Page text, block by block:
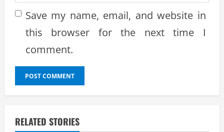
Save my name, email, and website in
this browser for the next time I
comment.
RELATED STORIES